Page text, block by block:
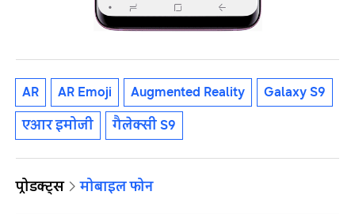
AR AR Emoji Augmented Reality
Galaxy S9
एआर इमोजी
गैलेक्सी S9
प्रोडक्ट्स मोबाइल फोन